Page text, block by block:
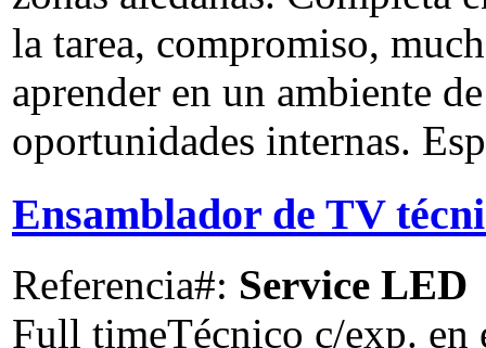
la tarea, compromiso,
aprender en un ambiente
oportunidades internas.
Ensamblador de TV
Referencia#: Service LED
Full timeTécnico c/exp. en